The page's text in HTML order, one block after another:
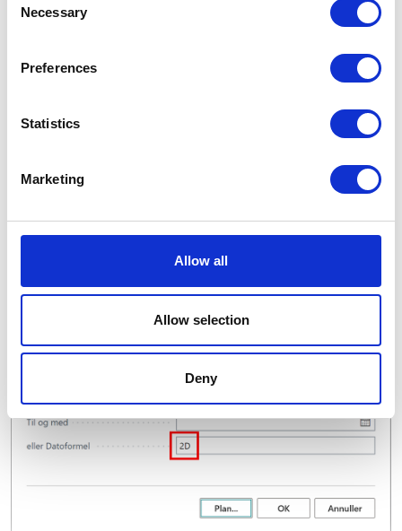
Selection
Necessary
Preferences
Statistics
Marketing
Allow all
Allow selection
Deny
Nu opdateres feltet ”Kommentar” – når man danner
Funktion blev altid afviklet for gruppeskift indtil d.d. og